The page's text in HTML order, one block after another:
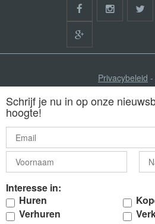
Privacybeleid -
Schrijf je nu in op onze
hoogte!
Interesse in:
Huren
Verhuren